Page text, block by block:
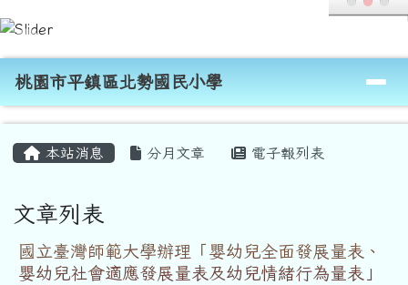
跳至主內容區
桃園市平鎮區北勢國民小學
導覽列
桃園市平鎮區北勢國民小學
本站消息 分月文章 電子報列表
文章列表
國立臺灣師範大學辦理「嬰幼兒全面發展量表、
嬰幼兒社會適應發展量表及幼兒情緒行為量表」